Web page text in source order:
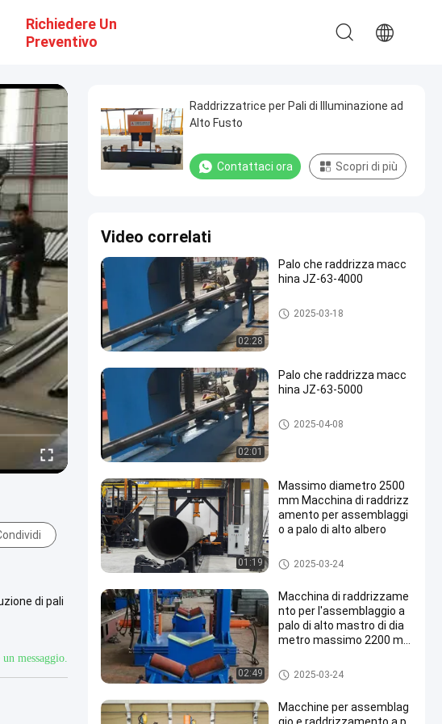
Richiedere Un
Preventivo
di pali
messaggio.
Raddrizzatrice per Pali di Illuminazione ad
Alto Fusto
Contattaci ora Scopri di più
Video correlati
02:28
Palo che raddrizza macc
hina JZ-63-4000
Palo che raddrizza macchina
2025-03-18
02:01
Palo che raddrizza macc
hina JZ-63-5000
Palo che raddrizza macchina
2025-04-08
01:19
Massimo diametro 2500
mm Macchina di raddrizz
amento per assemblaggi
o a palo di alto albero
Palo che raddrizza macchina
2025-03-24
02:49
Macchina di raddrizzame
nto per l'assemblaggio a
palo di alto mastro di dia
metro massimo 2200 m
Palo che raddrizza macchina
2025-03-24
Macchine per assemblag